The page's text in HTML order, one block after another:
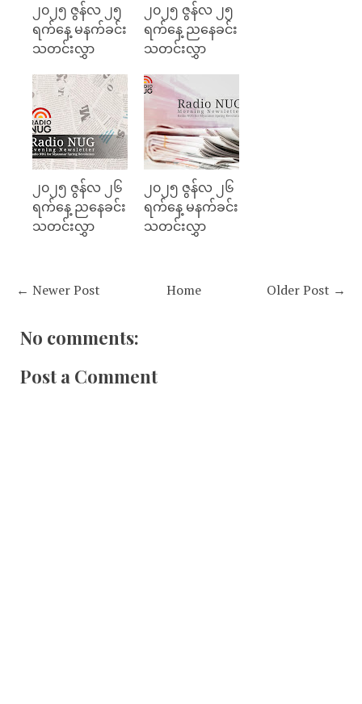
၂၀၂၅ ဇွန်လ ၂၅
ရက်နေ့ မနက်ခင်း
သတင်းလွှာ
၂၀၂၅ ဇွန်လ ၂၅
ရက်နေ့ ညနေခင်း
သတင်းလွှာ
၂၀၂၅ ဇွန်လ ၂၆
ရက်နေ့ ညနေခင်း
သတင်းလွှာ
၂၀၂၅ ဇွန်လ ၂၆
ရက်နေ့ မနက်ခင်း
သတင်းလွှာ
← Newer Post Older Post →
Home
No comments:
Post a Comment